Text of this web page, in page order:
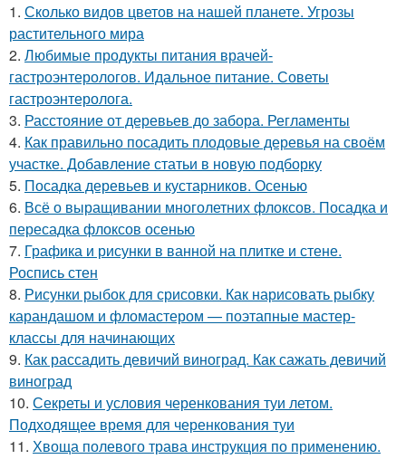
1. Сколько видов цветов на нашей планете. Угрозы
растительного мира
2. Любимые продукты питания врачей-
гастроэнтерологов. Идальное питание. Советы
гастроэнтеролога.
3. Расстояние от деревьев до забора. Регламенты
4. Как правильно посадить плодовые деревья на своём
участке. Добавление статьи в новую подборку
5. Посадка деревьев и кустарников. Осенью
6. Всё о выращивании многолетних флоксов. Посадка и
пересадка флоксов осенью
7. Графика и рисунки в ванной на плитке и стене.
Роспись стен
8. Рисунки рыбок для срисовки. Как нарисовать рыбку
карандашом и фломастером — поэтапные мастер-
классы для начинающих
9. Как рассадить девичий виноград. Как сажать девичий
виноград
10. Секреты и условия черенкования туи летом.
Подходящее время для черенкования туи
11. Хвоща полевого трава инструкция по применению.